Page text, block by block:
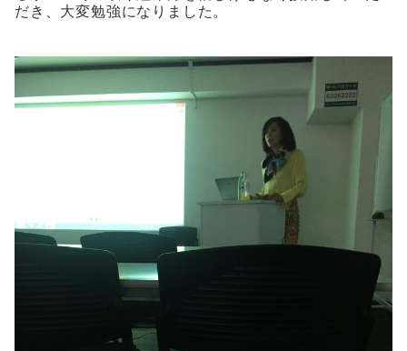
だき、大変勉強になりました。